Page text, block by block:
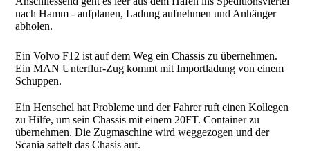
nach Hamm - aufplanen, Ladung aufnehmen und Anhänger
abholen.
Ein Volvo F12 ist auf dem Weg ein Chassis zu übernehmen.
Ein MAN Unterflur-Zug kommt mit Importladung von einem
Schuppen.
Ein Henschel hat Probleme und der Fahrer ruft einen Kollegen
zu Hilfe, um sein Chassis mit einem 20FT. Container zu
übernehmen. Die Zugmaschine wird weggezogen und der
Scania sattelt das Chasis auf.